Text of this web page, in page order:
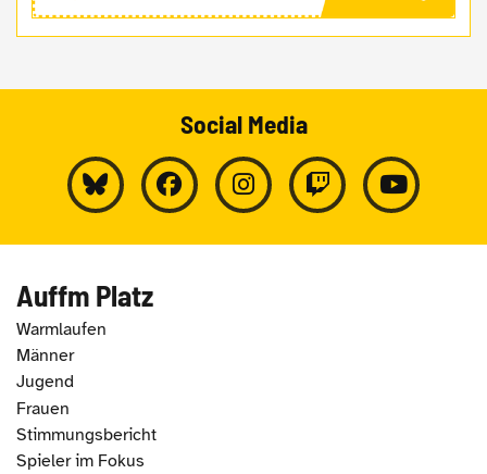
Social Media
Auffm Platz
Warmlaufen
Männer
Jugend
Frauen
Stimmungsbericht
Spieler im Fokus